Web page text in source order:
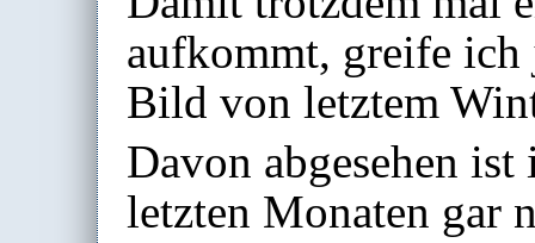
aufkommt, greife
Bild von letztem
Davon abgesehen ist
letzten Monaten gar